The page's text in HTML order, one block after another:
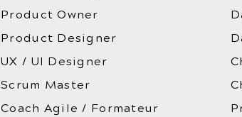
Product Owner
Product Designer
UX / UI Designer
Scrum Master
Coach Agile / Formateur